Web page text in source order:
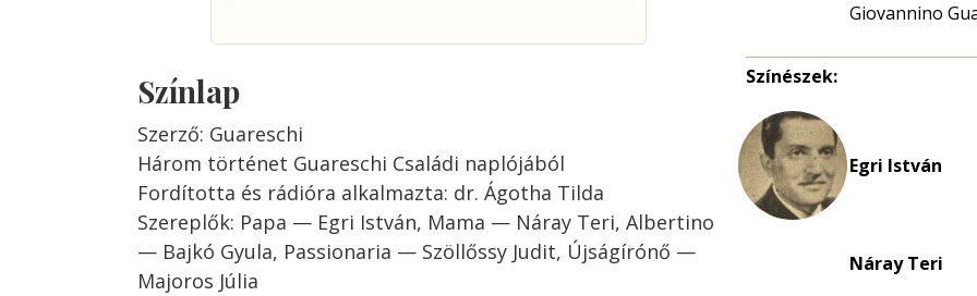
Színlap
Szerző: Guareschi
Három történet Guareschi Családi naplójából
Fordította és rádióra alkalmazta: dr. Ágotha Tilda
Szereplők: Papa — Egri István, Mama — Náray Teri, Albertino
— Bajkó Gyula, Passionaria — Szöllőssy Judit, Újságírónő —
Majoros Júlia
Giovannino
Színészek:
Egri István
Náray Teri